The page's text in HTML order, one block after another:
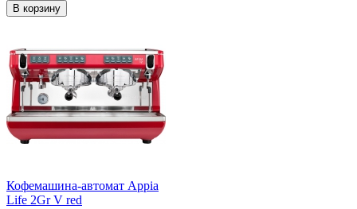
В корзину
Кофемашина-автомат Appia
Life 2Gr V red